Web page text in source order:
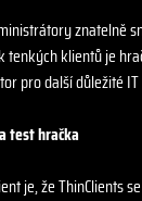
znatelně
tenkých klientů je
pro další důležité
test hračka
je, že ThinClients